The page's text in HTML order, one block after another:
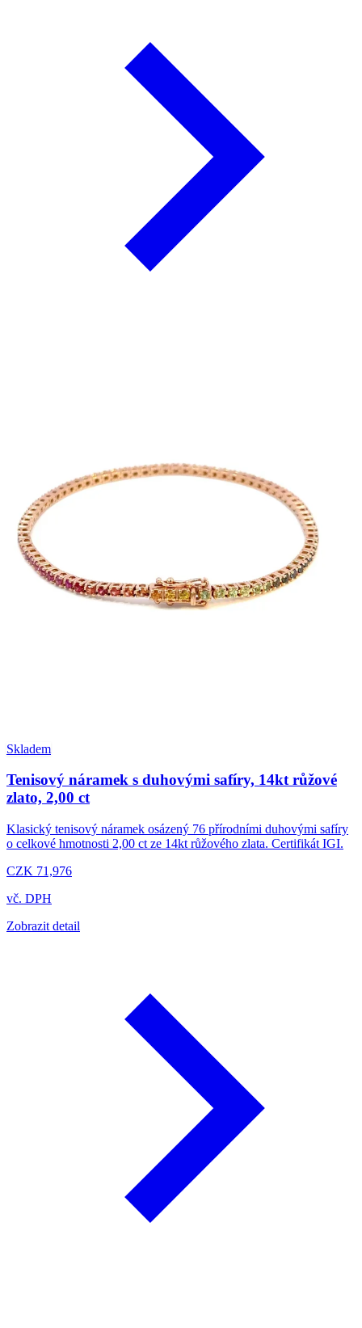
Skladem
Tenisový náramek s duhovými safíry, 14kt růžové
zlato, 2,00 ct
Klasický tenisový náramek osázený 76 přírodními duhovými safíry
o celkové hmotnosti 2,00 ct ze 14kt růžového zlata. Certifikát IGI.
CZK 71,976
vč. DPH
Zobrazit detail